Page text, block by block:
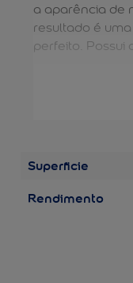
a aparência de
resultado é
perfeito. Possui
Superficie
Rendimento